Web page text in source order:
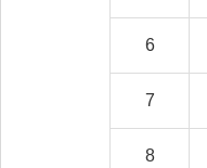
6
7
8